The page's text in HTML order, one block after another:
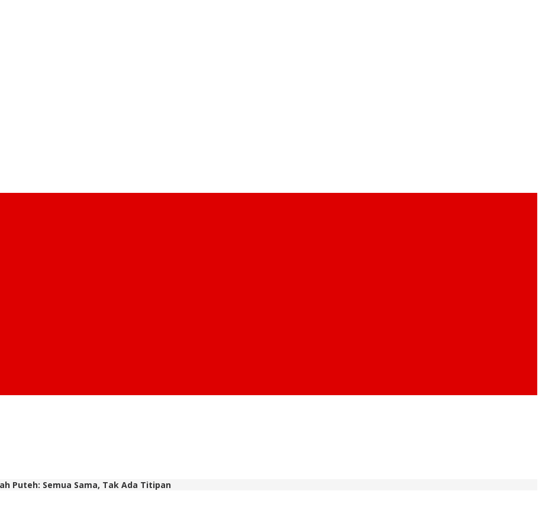
Puteh: Semua Sama, Tak Ada Titipan